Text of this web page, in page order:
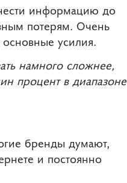
информацию до
потерям. Очень
усилия.
намного сложнее,
процент в диапазоне
бренды думают,
и постоянно